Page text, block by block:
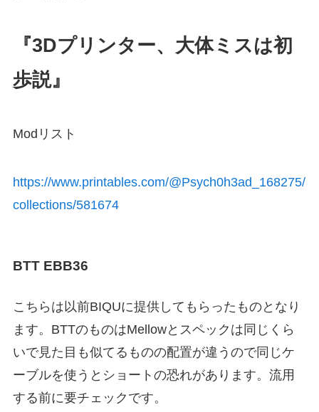
『3Dプリンター、大体ミスは初
歩説』
Modリスト
https://www.printables.com/@Psych0h3ad_168275/
collections/581674
BTT EBB36
こちらは以前BIQUに提供してもらったものとなり
ます。BTTのものはMellowとスペックは同じくら
いで見た目も似てるものの配置が違うので同じケ
ーブルを使うとショートの恐れがあります。流用
する前に要チェックです。